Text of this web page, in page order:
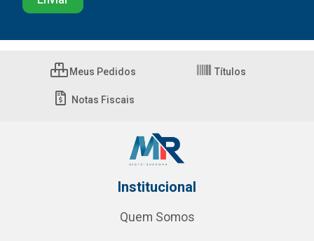
Meus Pedidos Títulos
Notas Fiscais
Institucional
Quem Somos